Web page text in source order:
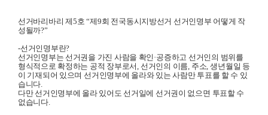
선거바리바리 제5호“제9회 전국동시지방선거 선거인명부 어떻게 작
성될까?”
-선거인명부란?
선거인명부는 선거권을 가진 사람을 확인 ·공증하고 선거인의 범위를
형식적으로 확정하는 공적 장부로서, 선거인의 이름, 주소,생년월일 등
이 기재되어 있으며 선거인명부에 올라와 있는 사람만 투표를 할 수 있
습니다.
다만 선거인명부에 올라 있어도 선거일에 선거권이 없으면 투표할 수
없습니다.